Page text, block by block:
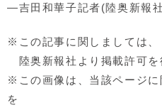
―吉田和華子記者(陸奥新報
※この記事に関しましては、
陸奥新報社より掲載許可を
※この画像は、当該ページに
を